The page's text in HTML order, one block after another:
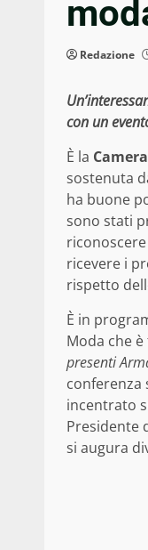
Redazione
con un
È la
sostenuta
ha buone
sono stati
ricevere i
rispetto
È in
Moda che
presenti
conferenza
incentrato
Presidente
si augura